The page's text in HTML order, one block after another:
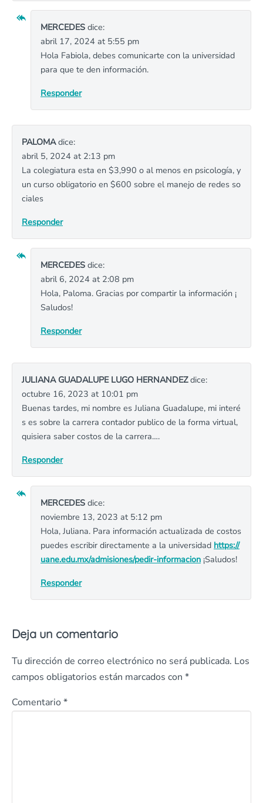
MERCEDES dice:
abril 17, 2024 at 5:55 pm
Hola Fabiola, debes comunicarte con la universidad
para que te den información.
Responder
PALOMAdice:
abril 5, 2024 at 2:13 pm
La colegiatura esta en $3,990 o al menos en psicología, y
un curso obligatorio en $600 sobre el manejo de redes so
ciales
Responder
MERCEDES dice:
abril 6, 2024 at 2:08 pm
Hola, Paloma. Gracias por compartir la información ¡
Saludos!
Responder
JULIANA GUADALUPE LUGO HERNANDEZdice:
octubre 16, 2023 at 10:01 pm
Buenas tardes, mi nombre es Juliana Guadalupe, mi interé
s es sobre la carrera contador publico de la forma virtual,
quisiera saber costos de la carrera….
Responder
MERCEDES dice:
noviembre 13, 2023 at 5:12 pm
Hola, Juliana. Para información actualizada de costos
puedes escribir directamente a la universidad https://
uane.edu.mx/admisiones/pedir-informacion ¡Saludos!
Responder
Deja un comentario
Tu dirección de correo electrónico no será publicada. Los
campos obligatorios están marcados con *
Comentario *